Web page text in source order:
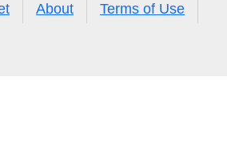
About
Terms of Use